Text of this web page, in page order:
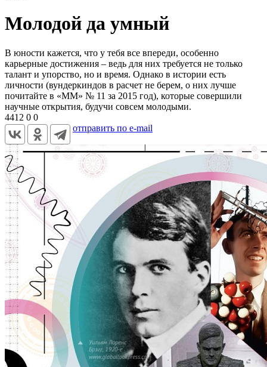
Молодой да умный
В юности кажется, что у тебя все впереди, особенно
карьерные достижения – ведь для них требуется не только
талант и упорство, но и время. Однако в истории есть
личности (вундеркиндов в расчет не берем, о них лучше
почитайте в «ММ» № 11 за 2015 год), которые совершили
научные открытия, будучи совсем молодыми.
4412 0 0
отправить по e-mail